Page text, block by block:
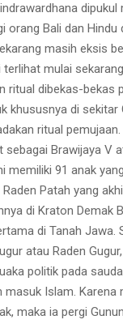
dipukul
orang Bali dan Hindu
masih eksis
terlihat mulai
ritual dibekas-bekas
khususnya di sekitar
ritual
sebagai Brawijaya V
memiliki 91 anak
Patah yang
di Kraton Demak
di Tanah Jawa.
atau Raden
politik pada
masuk Islam. Karena
maka ia pergi